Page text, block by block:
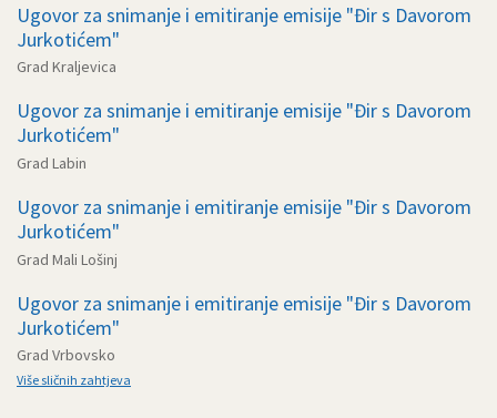
Ugovor za snimanje i emitiranje emisije "Đir s Davorom
Jurkotićem"
Grad Kraljevica
Ugovor za snimanje i emitiranje emisije "Đir s Davorom
Jurkotićem"
Grad Labin
Ugovor za snimanje i emitiranje emisije "Đir s Davorom
Jurkotićem"
Grad Mali Lošinj
Ugovor za snimanje i emitiranje emisije "Đir s Davorom
Jurkotićem"
Grad Vrbovsko
Više sličnih zahtjeva